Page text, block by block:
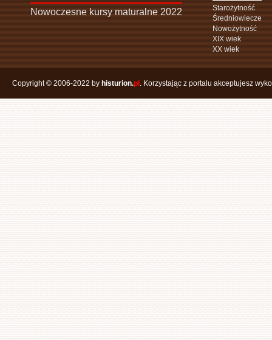
Nowoczesne kursy maturalne 2022
Starożytność
Średniowiecze
Nowożytność
XIX wiek
XX wiek
Copyright © 2006-2022 by histurion.pl . Korzystając z portalu akceptujesz